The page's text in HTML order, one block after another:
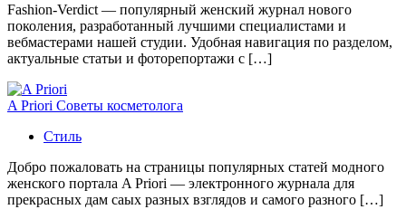
Fashion-Verdict — популярный женский журнал нового
поколения, разработанный лучшими специалистами и
вебмастерами нашей студии. Удобная навигация по разделом,
актуальные статьи и фоторепортажи с […]
A Priori Советы косметолога
Стиль
Добро пожаловать на страницы популярных статей модного
женского портала A Priori — электронного журнала для
прекрасных дам саых разных взглядов и самого разного […]